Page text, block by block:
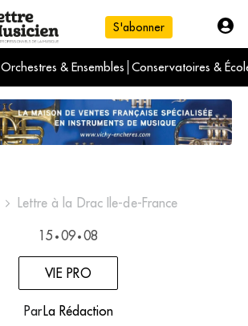
S'abonner
Orchestres & Ensembles Conservatoires &
L'info du jour
Le numéro du mois
International
Lettre à la Drac Ile-de-France
15 • 09 • 08
VIE PRO
ParLa Rédaction